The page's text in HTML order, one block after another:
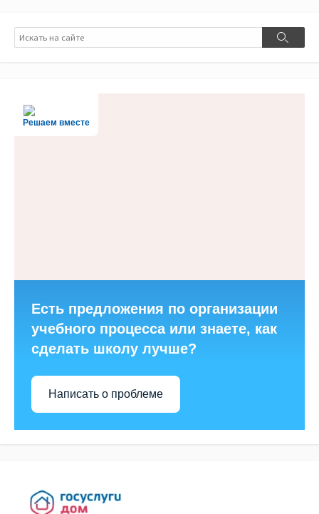
Поиск
Поиск
Решаем вместе
Есть предложения по организации
учебного процесса или знаете, как
сделать школу лучше?
Написать о проблеме